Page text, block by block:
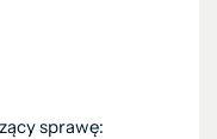
sprawę: